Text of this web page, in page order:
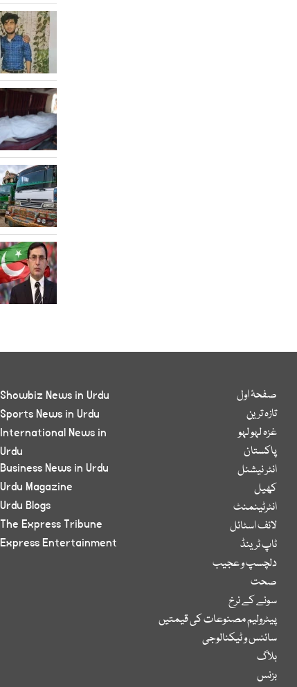
صفحۂ اول
تازہ ترین
غزہ لہو لہو
پاکستان
انٹر نیشنل
کھیل
انٹرٹینمنٹ
لائف اسٹائل
ٹاپ ٹرینڈ
دلچسپ و عجیب
صحت
سونے کے نرخ
پیٹرولیم مصنوعات کی قیمتیں
سائنس و ٹیکنالوجی
بلاگ
بزنس
Showbiz News in Urdu
Sports News in Urdu
International News in
Urdu
Business News in Urdu
Urdu Magazine
Urdu Blogs
The Express Tribune
Express Entertainment